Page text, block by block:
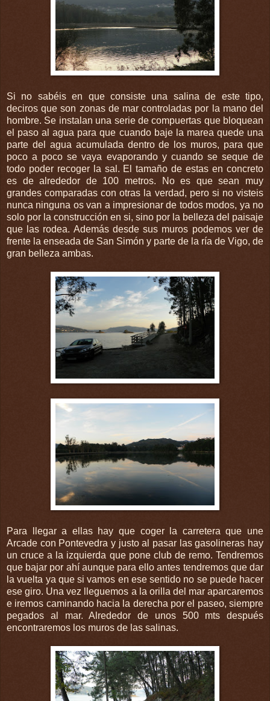
Si no sabéis en que consiste una salina de este tipo,
deciros que son zonas de mar controladas por la mano del
hombre. Se instalan una serie de compuertas que bloquean
el paso al agua para que cuando baje la marea quede una
parte del agua acumulada dentro de los muros, para que
poco a poco se vaya evaporando y cuando se seque de
todo poder recoger la sal. El tamaño de estas en concreto
es de alrededor de 100 metros. No es que sean muy
grandes comparadas con otras la verdad, pero si no visteis
nunca ninguna os van a impresionar de todos modos, ya no
solo por la construcción en si, sino por la belleza del paisaje
que las rodea. Además desde sus muros podemos ver de
frente la enseada de San Simón y parte de la ría de Vigo, de
gran belleza ambas.
Para llegar a ellas hay que coger la carretera que une
Arcade con Pontevedra y justo al pasar las gasolineras hay
un cruce a la izquierda que pone club de remo. Tendremos
que bajar por ahí aunque para ello antes tendremos que dar
la vuelta ya que si vamos en ese sentido no se puede hacer
ese giro. Una vez lleguemos a la orilla del mar aparcaremos
e iremos caminando hacia la derecha por el paseo, siempre
pegados al mar. Alrededor de unos 500 mts después
encontraremos los muros de las salinas.